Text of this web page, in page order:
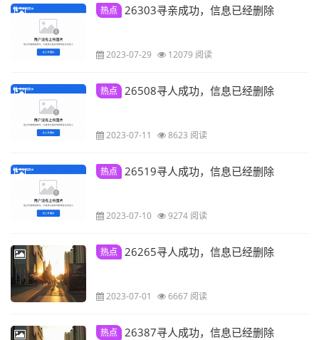
热点 26303寻亲成功，信息已经删除
2023-07-29 12079 阅读
热点 26508寻人成功，信息已经删除
2023-07-11 8623 阅读
热点 26519寻人成功，信息已经删除
2023-07-10 9274 阅读
热点 26265寻人成功，信息已经删除
2023-07-01 6667 阅读
热点 26387寻人成功，信息已经删除